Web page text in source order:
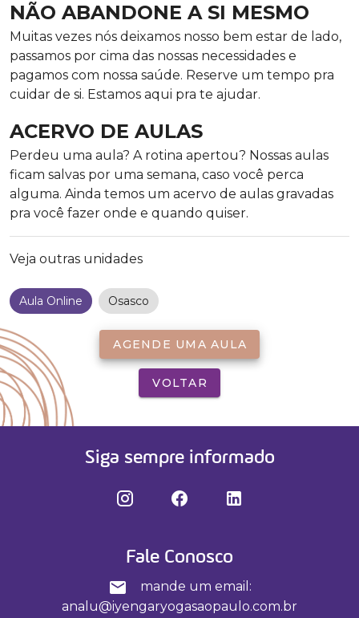
NÃO ABANDONE A SI MESMO
Muitas vezes nós deixamos nosso bem estar de lado,
passamos por cima das nossas necessidades e
pagamos com nossa saúde. Reserve um tempo pra
cuidar de si. Estamos aqui pra te ajudar.
ACERVO DE AULAS
Perdeu uma aula? A rotina apertou? Nossas aulas
ficam salvas por uma semana, caso você perca
alguma. Ainda temos um acervo de aulas gravadas
pra você fazer onde e quando quiser.
Veja outras unidades
Aula Online Osasco
AGENDE UMA AULA
VOLTAR
Siga sempre informado
Fale Conosco
mande um email:
analu@iyengaryogasaopaulo.com.br